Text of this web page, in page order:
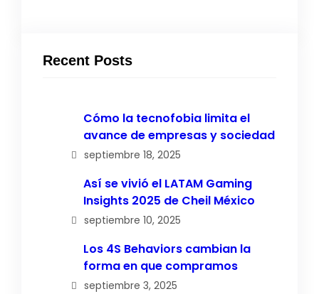
Recent Posts
Cómo la tecnofobia limita el
avance de empresas y sociedad
septiembre 18, 2025
Así se vivió el LATAM Gaming
Insights 2025 de Cheil México
septiembre 10, 2025
Los 4S Behaviors cambian la
forma en que compramos
septiembre 3, 2025